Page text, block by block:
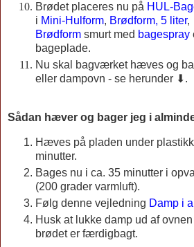
Brødet placeres nu på HUL-
i Mini-Hulform, Brødform, 5 liter,
Brødform smurt med bagespray
bageplade.
Nu skal bagværket hæves og
eller dampovn - se herunder ⬇.
Sådan hæver og bager jeg i
Hæves på pladen under
minutter.
Bages nu i ca. 35 minutter i
(200 grader varmluft).
Følg denne vejledning Damp i
Husk at lukke damp ud af
brødet er færdigbagt.